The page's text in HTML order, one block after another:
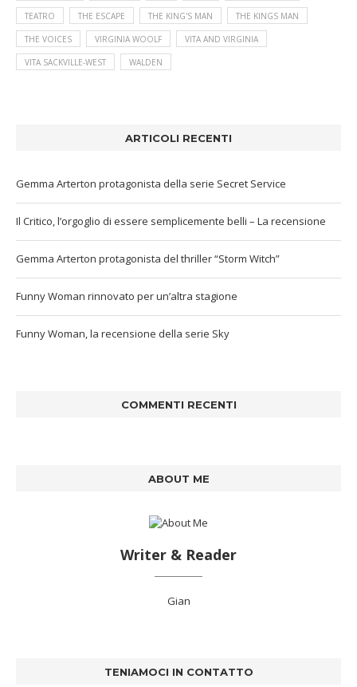
TEATRO THE ESCAPE THE KING'S MAN THE KINGS MAN
THE VOICES VIRGINIA WOOLF VITA AND VIRGINIA
VITA SACKVILLE-WEST WALDEN
ARTICOLI RECENTI
Gemma Arterton protagonista della serie Secret Service
Il Critico, l’orgoglio di essere semplicemente belli – La recensione
Gemma Arterton protagonista del thriller “Storm Witch”
Funny Woman rinnovato per un’altra stagione
Funny Woman, la recensione della serie Sky
COMMENTI RECENTI
ABOUT ME
Writer & Reader
Gian
TENIAMOCI IN CONTATTO